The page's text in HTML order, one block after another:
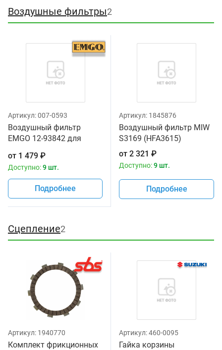
Воздушные фильтры2
Артикул:007-0593
Воздушный фильтр
EMGO 12-93842 для
1200 Bandit '00-04, GSF
600 Bandit '00-04
от 1 479 ₽
Доступно:9 шт.
Подробнее
Артикул: 1845876
Воздушный фильтр MIW
S3169 (HFA3615)
от 2 321 ₽
Доступно:9 шт.
Подробнее
Сцепление2
Артикул: 1940770
Комплект фрикционных
Артикул:460-0095
Гайка корзины